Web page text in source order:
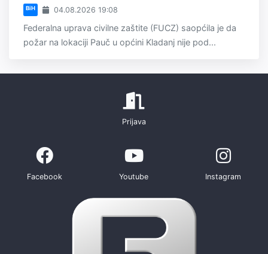
BiH 04.08.2026 19:08
Federalna uprava civilne zaštite (FUCZ) saopćila je da
požar na lokaciji Pauč u općini Kladanj nije pod...
Prijava
Facebook Youtube Instagram